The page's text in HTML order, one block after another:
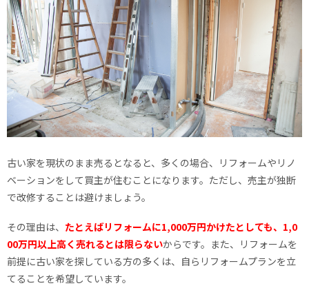
古い家を現状のまま売るとなると、多くの場合、リフォームやリノ
ベーションをして買主が住むことになります。ただし、売主が独断
で改修することは避けましょう。
その理由は、 たとえばリフォームに1,000万円かけたとしても、1,0
00万円以上高く売れるとは限らないからです。また、リフォームを
前提に古い家を探している方の多くは、自らリフォームプランを立
てることを希望しています。